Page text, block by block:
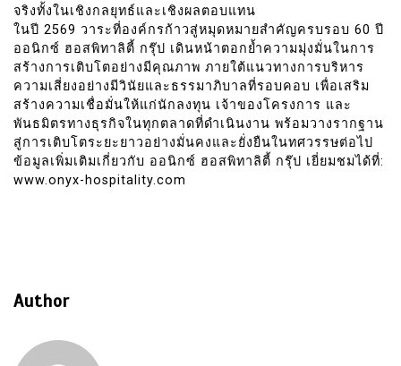
จริงทั้งในเชิงกลยุทธ์และเชิงผลตอบแทน
ในปี 2569 วาระที่องค์กรก้าวสู่หมุดหมายสำคัญครบรอบ 60 ปี
ออนิกซ์ ฮอสพิทาลิตี้ กรุ๊ป เดินหน้าตอกย้ำความมุ่งมั่นในการ
สร้างการเติบโตอย่างมีคุณภาพ ภายใต้แนวทางการบริหาร
ความเสี่ยงอย่างมีวินัยและธรรมาภิบาลที่รอบคอบ เพื่อเสริม
สร้างความเชื่อมั่นให้แก่นักลงทุน เจ้าของโครงการ และ
พันธมิตรทางธุรกิจในทุกตลาดที่ดำเนินงาน พร้อมวางรากฐาน
สู่การเติบโตระยะยาวอย่างมั่นคงและยั่งยืนในทศวรรษต่อไป
ข้อมูลเพิ่มเติมเกี่ยวกับ ออนิกซ์ ฮอสพิทาลิตี้ กรุ๊ป เยี่ยมชมได้ที่:
www.onyx-hospitality.com
Author